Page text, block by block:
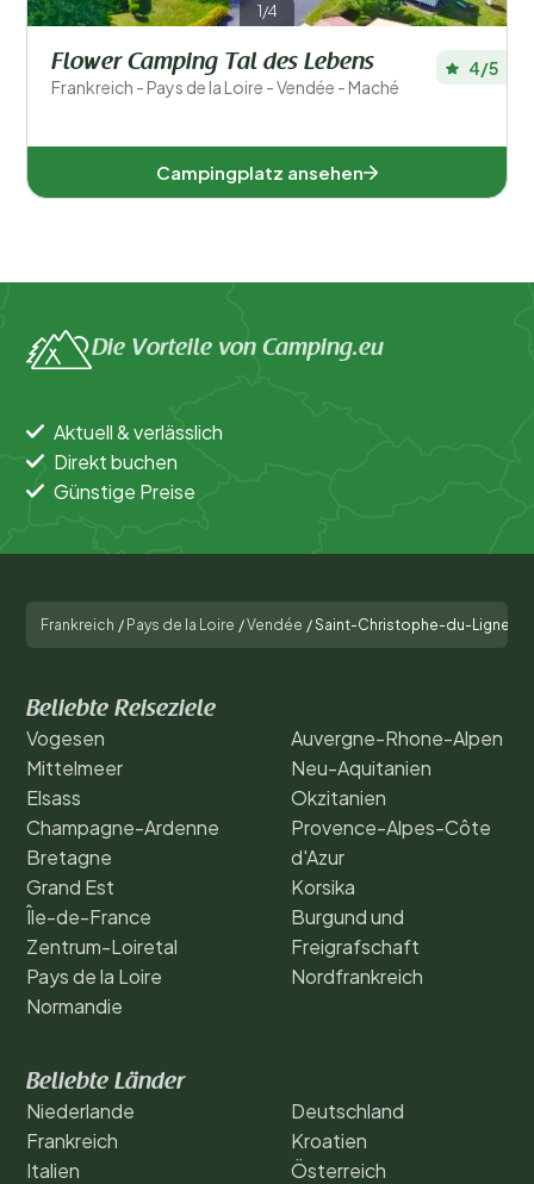
1/4
Flower Camping Tal des Lebens
Frankreich - Pays de la Loire - Vendée - Maché
4/5
Campingplatz ansehen
Die Vorteile von Camping.eu
Aktuell & verlässlich
Direkt buchen
Günstige Preise
Frankreich / Pays de la Loire /Vendée /Saint-Christophe-du-Ligneron
Beliebte Reiseziele
Vogesen
Mittelmeer
Elsass
Champagne-Ardenne
Bretagne
Grand Est
Île-de-France
Zentrum-Loiretal
Pays de la Loire
Normandie
Auvergne-Rhone-Alpen
Neu-Aquitanien
Okzitanien
Provence-Alpes-Côte
d'Azur
Korsika
Burgund und
Freigrafschaft
Nordfrankreich
Beliebte Länder
Niederlande
Frankreich
Italien
Deutschland
Kroatien
Österreich